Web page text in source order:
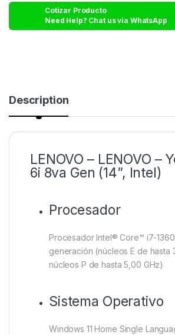
Cotizar Producto
Need Help? Chat us via WhatsApp
Description
LENOVO – LENOVO –
6i 8va Gen (14”, Intel)
Procesador
Procesador Intel® Core™ i7-
generación (núcleos E de hasta
núcleos P de hasta 5,00 GHz)
Sistema Operativo
Windows 11 Home Single